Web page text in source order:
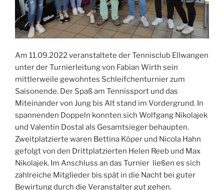
Am 11.09.2022 veranstaltete der Tennisclub Ellwangen
unter der Turnierleitung von Fabian Wirth sein
mittlerweile gewohntes Schleifchenturnier zum
Saisonende. Der Spaß am Tennissport und das
Miteinander von Jung bis Alt stand im Vordergrund. In
spannenden Doppeln konnten sich Wolfgang Nikolajek
und Valentin Dostal als Gesamtsieger behaupten.
Zweitplatzierte waren Bettina Köper und Nicola Hahn
gefolgt von den Drittplatzierten Helen Reeb und Max
Nikolajek. Im Anschluss an das Turnier ließen es sich
zahlreiche Mitglieder bis spät in die Nacht bei guter
Bewirtung durch die Veranstalter gut gehen.